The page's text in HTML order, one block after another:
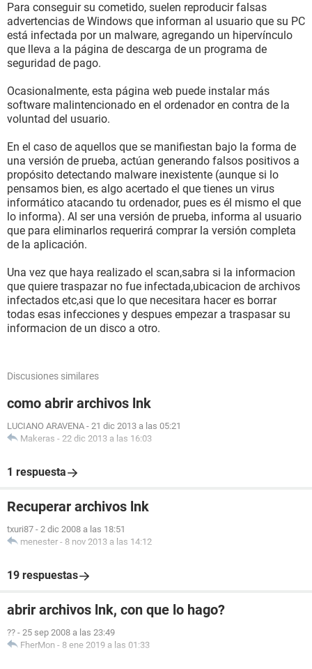
Para conseguir su cometido, suelen reproducir falsas
advertencias de Windows que informan al usuario que su PC
está infectada por un malware, agregando un hipervínculo
que lleva a la página de descarga de un programa de
seguridad de pago.
Ocasionalmente, esta página web puede instalar más
software malintencionado en el ordenador en contra de la
voluntad del usuario.
En el caso de aquellos que se manifiestan bajo la forma de
una versión de prueba, actúan generando falsos positivos a
propósito detectando malware inexistente (aunque si lo
pensamos bien, es algo acertado el que tienes un virus
informático atacando tu ordenador, pues es él mismo el que
lo informa). Al ser una versión de prueba, informa al usuario
que para eliminarlos requerirá comprar la versión completa
de la aplicación.
Una vez que haya realizado el scan,sabra si la informacion
que quiere traspazar no fue infectada,ubicacion de archivos
infectados etc,asi que lo que necesitara hacer es borrar
todas esas infecciones y despues empezar a traspasar su
informacion de un disco a otro.
Discusiones similares
como abrir archivos lnk
LUCIANO ARAVENA - 21 dic 2013 a las 05:21
Makeras - 22 dic 2013 a las 16:03
1 respuesta
Recuperar archivos lnk
txuri87 - 2 dic 2008 a las 18:51
menester - 8 nov 2013 a las 14:12
19 respuestas
abrir archivos lnk, con que lo hago?
?? - 25 sep 2008 a las 23:49
FherMon - 8 ene 2019 a las 01:33